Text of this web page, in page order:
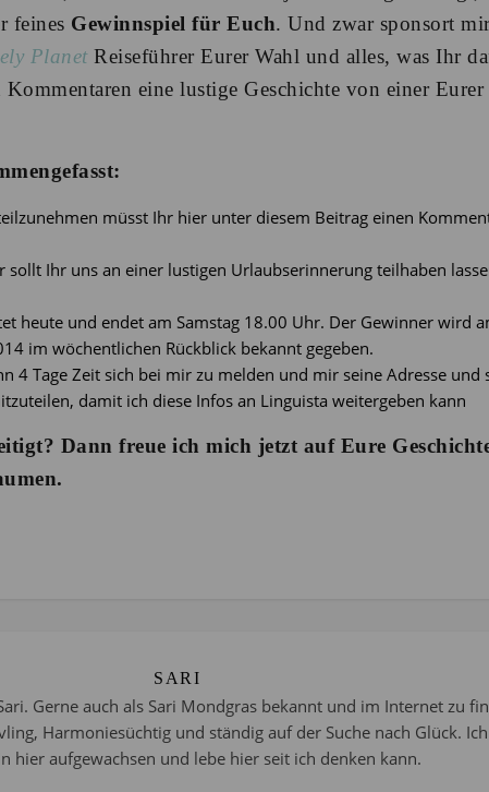
feines Gewinnspiel für Euch. Und zwar sponsort mir
Planet Reiseführer Eurer Wahl und alles, was Ihr
eine lustige Geschichte von einer Eurer
müsst Ihr hier unter diesem Beitrag einen
sollt Ihr uns an einer lustigen Urlaubserinnerung teilhaben
heute und endet am Samstag 18.00 Uhr. Der Gewinner wird
im wöchentlichen Rückblick bekannt gegeben.
4 Tage Zeit sich bei mir zu melden und mir seine Adresse und
damit ich diese Infos an Linguista weitergeben kann
Dann freue ich mich jetzt auf Eure
SARI
Gerne auch als Sari Mondgras bekannt und im Internet zu
Harmoniesüchtig und ständig auf der Suche nach Glück.
hier aufgewachsen und lebe hier seit ich denken kann.